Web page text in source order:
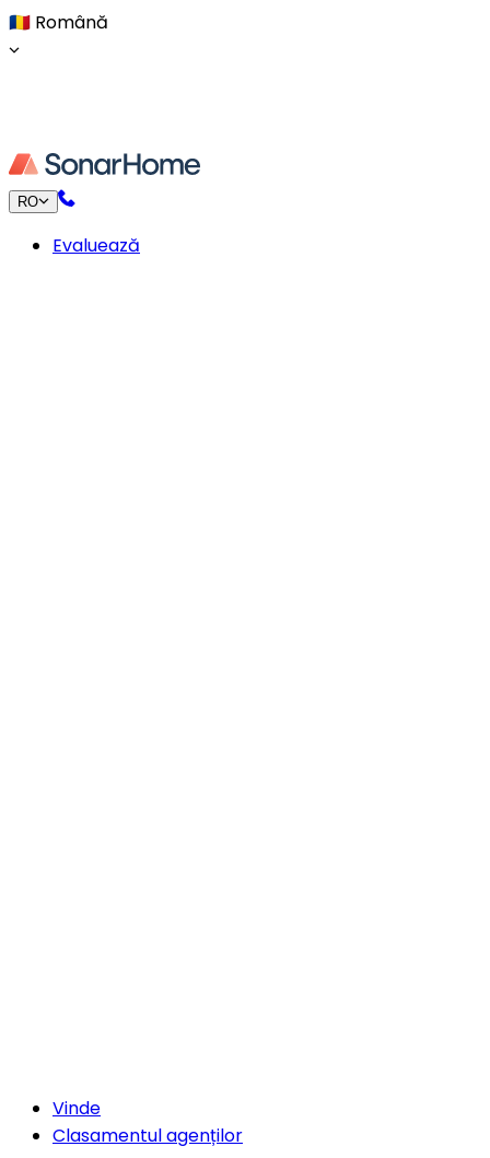
🇷🇴 Română
RO
Evaluează
Vinde
Clasamentul agenților